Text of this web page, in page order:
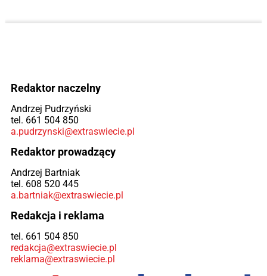
Redaktor naczelny
Andrzej Pudrzyński
tel. 661 504 850
a.pudrzynski@extraswiecie.pl
Redaktor prowadzący
Andrzej Bartniak
tel. 608 520 445
a.bartniak@extraswiecie.pl
Redakcja i reklama
tel. 661 504 850
redakcja@extraswiecie.pl
reklama@extraswiecie.pl